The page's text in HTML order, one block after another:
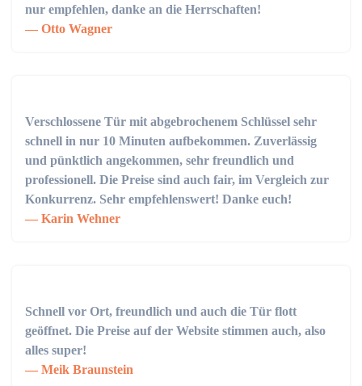
nur empfehlen, danke an die Herrschaften!
Otto Wagner
Verschlossene Tür mit abgebrochenem Schlüssel sehr
schnell in nur 10 Minuten aufbekommen. Zuverlässig
und pünktlich angekommen, sehr freundlich und
professionell. Die Preise sind auch fair, im Vergleich zur
Konkurrenz. Sehr empfehlenswert! Danke euch!
Karin Wehner
Schnell vor Ort, freundlich und auch die Tür flott
geöffnet. Die Preise auf der Website stimmen auch, also
alles super!
Meik Braunstein